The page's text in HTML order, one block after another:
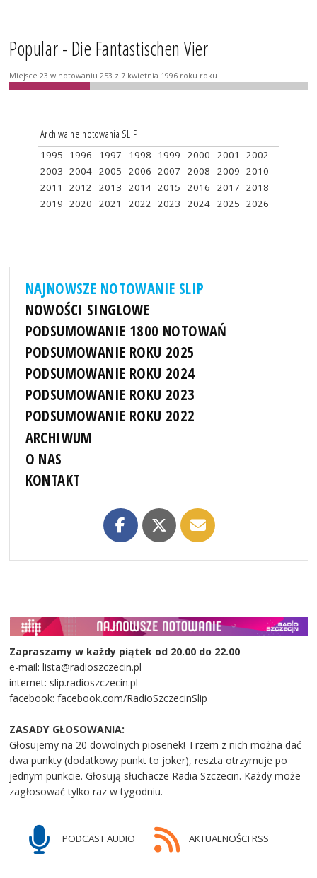
Popular - Die Fantastischen Vier
Miejsce 23 w notowaniu 253 z 7 kwietnia 1996 roku roku
Archiwalne notowania SLIP
1995 1996 1997 1998 1999 2000 2001
2002
2003 2004 2005 2006 2007 2008 2009 2010
2011
2012 2013 2014 2015 2016 2017 2018
2019 2020 2021 2022 2023 2024 2025 2026
NAJNOWSZE NOTOWANIE SLIP
NOWOŚCI SINGLOWE
PODSUMOWANIE 1800 NOTOWAŃ
PODSUMOWANIE ROKU 2025
PODSUMOWANIE ROKU 2024
PODSUMOWANIE ROKU 2023
PODSUMOWANIE ROKU 2022
ARCHIWUM
O NAS
KONTAKT
Zapraszamy w każdy piątek od 20.00 do 22.00
e-mail: lista@radioszczecin.pl
internet: slip.radioszczecin.pl
facebook: facebook.com/RadioSzczecinSlip
ZASADY GŁOSOWANIA:
Głosujemy na 20 dowolnych piosenek! Trzem z nich można dać
dwa punkty (dodatkowy punkt to joker), reszta otrzymuje po
jednym punkcie. Głosują słuchacze Radia Szczecin. Każdy może
zagłosować tylko raz w tygodniu.
PODCAST AUDIO AKTUALNOŚCI RSS